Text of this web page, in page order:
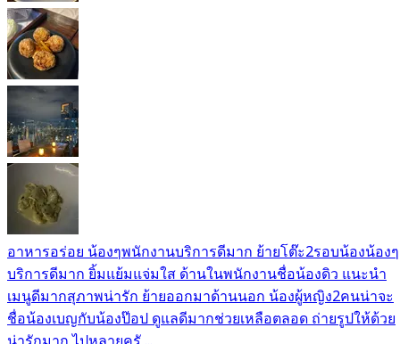
อาหารอร่อย น้องๆพนักงานบริการดีมาก ย้ายโต๊ะ2รอบน้องน้องๆ
บริการดีมาก ยิ้มแย้มแจ่มใส ด้านในพนักงานชื่อน้องดิว แนะนำ
เมนูดีมากสุภาพน่ารัก ย้ายออกมาด้านนอก น้องผู้หญิง2คนน่าจะ
ชื่อน้องเบญกับน้องป๊อป ดูแลดีมากช่วยเหลือตลอด ถ่ายรูปให้ด้วย